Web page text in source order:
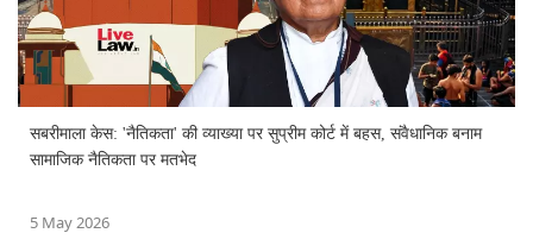
सबरीमाला केस: 'नैतिकता' की व्याख्या पर सुप्रीम कोर्ट में बहस, संवैधानिक बनाम
सामाजिक नैतिकता पर मतभेद
5 May 2026